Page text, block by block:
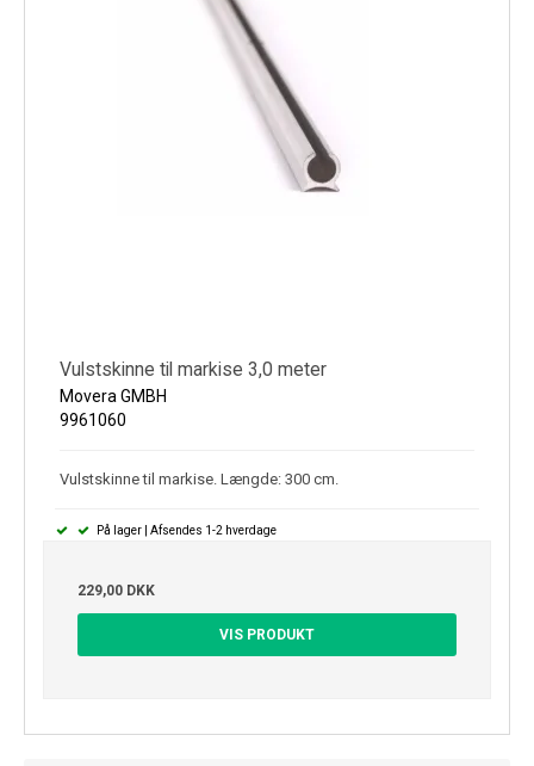
Vulstskinne til markise 3,0 meter
Movera GMBH
9961060
Vulstskinne til markise. Længde: 300 cm.
På lager | Afsendes 1-2 hverdage
229,00 DKK
VIS PRODUKT